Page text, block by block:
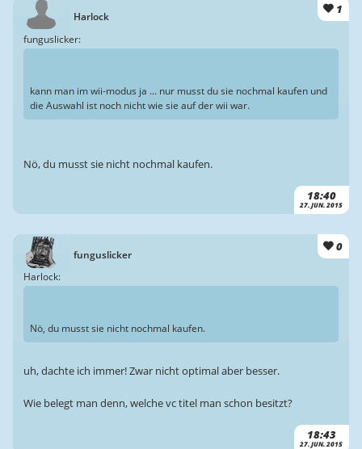
Harlock 1
18:40
27. JUN. 2015
funguslicker:
kann man im wii-modus ja ... nur musst du sie nochmal kaufen und
die Auswahl ist noch nicht wie sie auf der wii war.
Nö, du musst sie nicht nochmal kaufen.
funguslicker
0
18:43
27. JUN. 2015
Harlock:
Nö, du musst sie nicht nochmal kaufen.
uh, dachte ich immer! Zwar nicht optimal aber besser.
Wie belegt man denn, welche vc titel man schon besitzt?